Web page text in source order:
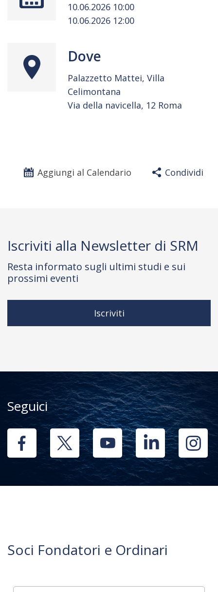
10.06.2026 10:00
10.06.2026 12:00
Dove
Palazzetto Mattei, Villa
Celimontana
Via della navicella, 12 Roma
Aggiungi al Calendario Condividi
Iscriviti alla Newsletter di SRM
Resta informato sugli ultimi studi e sui
prossimi eventi
Iscriviti
Seguici
Soci Fondatori e Ordinari